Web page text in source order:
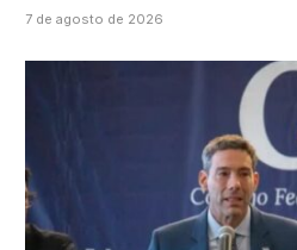
7 de agosto de 2026